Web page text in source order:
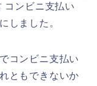
コンビニ支払い
しました。
コンビニ支払い
ともできないか